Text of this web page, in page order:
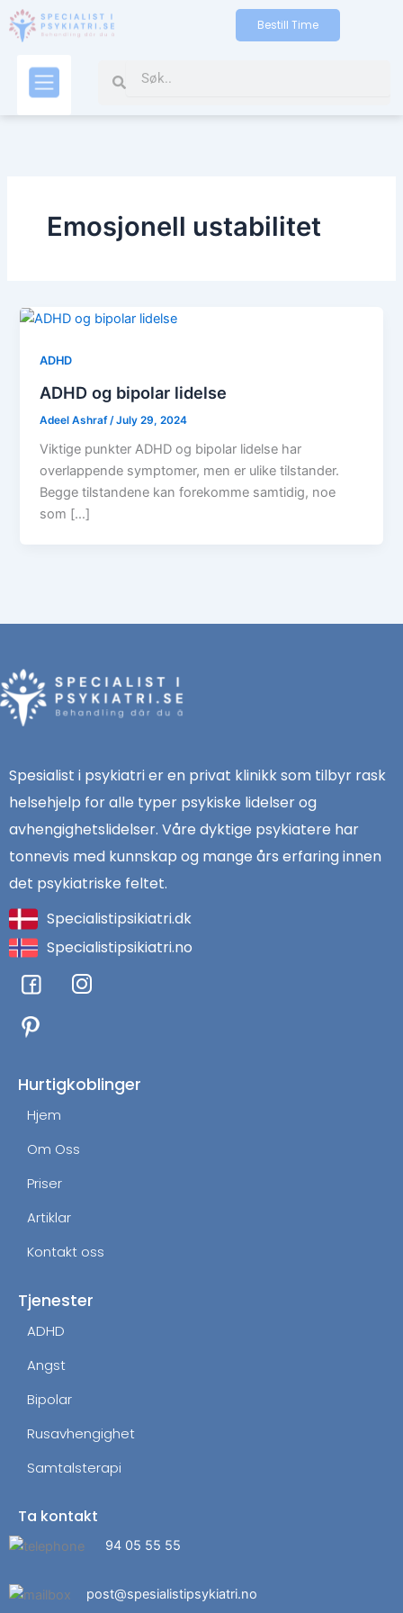
Skip
to
Bestill Time
Search
Emosjonell ustabilitet
ADHD
ADHD og bipolar lidelse
Adeel Ashraf /July 29, 2024
Viktige punkter ADHD og bipolar lidelse har
overlappende symptomer, men er ulike tilstander.
Begge tilstandene kan forekomme samtidig, noe
som […]
Spesialist i psykiatri er en privat klinikk som tilbyr rask
helsehjelp for alle typer psykiske lidelser og
avhengighetslidelser. Våre dyktige psykiatere har
tonnevis med kunnskap og mange års erfaring innen
det psykiatriske feltet.
Specialistipsikiatri.dk
Specialistipsikiatri.no
F
a
c
e
o
k
I
n
g
Hurtigkoblinger
Hjem
Om Oss
Priser
Artiklar
Kontakt oss
Tjenester
ADHD
Angst
Bipolar
Rusavhengighet
Samtalsterapi
Ta kontakt
94 05 55 55
post@spesialistipsykiatri.no